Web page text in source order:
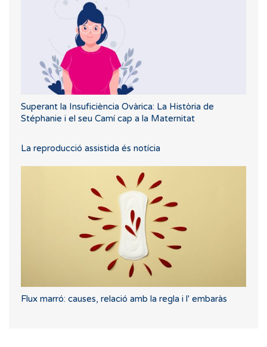
Superant la Insuficiència Ovàrica: La Història de
Stéphanie i el seu Camí cap a la Maternitat
La reproducció assistida és notícia
Flux marró: causes, relació amb la regla i l' embaràs